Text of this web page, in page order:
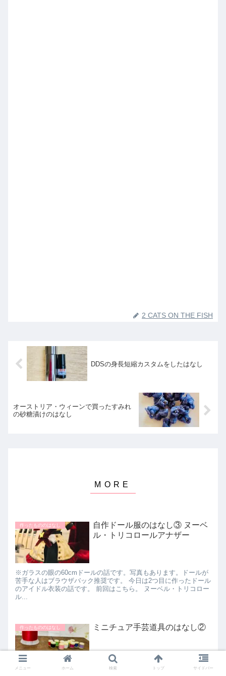
2 CATS ON THE FISH
DDSの身長短縮カスタムをしたはなし
オーストリア・ウィーンで買ったすみれ
の砂糖漬けのはなし
作ったもののはなし
自作ドール服のはなし③ ヌーベ
ル・トリコロールアナザー
※ガラスの眼の60cmドールの話です。写真もあります。ドールが
苦手な人はブラウザバック推奨です。 今日は2つ目に作ったドール
のアイドル衣装の話です。 前回はこちら。 ヌーベル・トリコロー
ル...
作ったもののはなし ミニチュア手芸道具のはなし②
メニュー ホーム 検索 トップ サイドバー